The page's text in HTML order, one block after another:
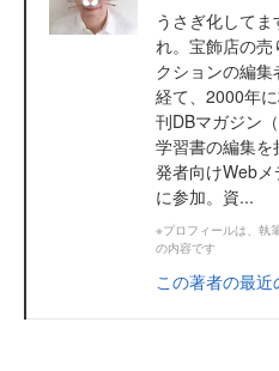
うさぎ化して
れ。宝飾店の
クションの編
経て、2000年
刊DBマガジン
学習書の編集
発者向けWebメ
に参加。資...
※プロフィールは、執
の内容です
この著者の最